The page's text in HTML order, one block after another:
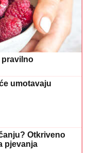
pravilno
umotavaju
Otkriveno
pjevanja